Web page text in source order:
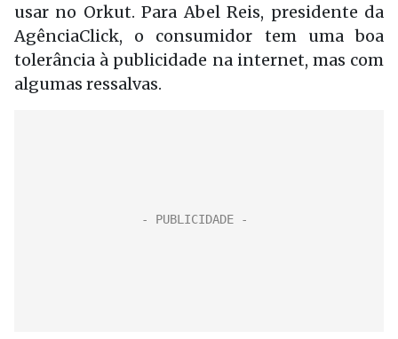
usar no Orkut. Para Abel Reis, presidente da
AgênciaClick, o consumidor tem uma boa
tolerância à publicidade na internet, mas com
algumas ressalvas.